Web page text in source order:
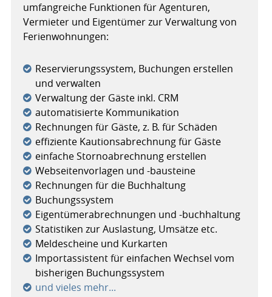
umfangreiche Funktionen für Agenturen,
Vermieter und Eigentümer zur Verwaltung von
Ferienwohnungen:
Reservierungssystem, Buchungen erstellen
und verwalten
Verwaltung der Gäste inkl. CRM
automatisierte Kommunikation
Rechnungen für Gäste, z. B. für Schäden
effiziente Kautionsabrechnung für Gäste
einfache Stornoabrechnung erstellen
Webseitenvorlagen und -bausteine
Rechnungen für die Buchhaltung
Buchungssystem
Eigentümerabrechnungen und -buchhaltung
Statistiken zur Auslastung, Umsätze etc.
Meldescheine und Kurkarten
Importassistent für einfachen Wechsel vom
bisherigen Buchungssystem
und vieles mehr...